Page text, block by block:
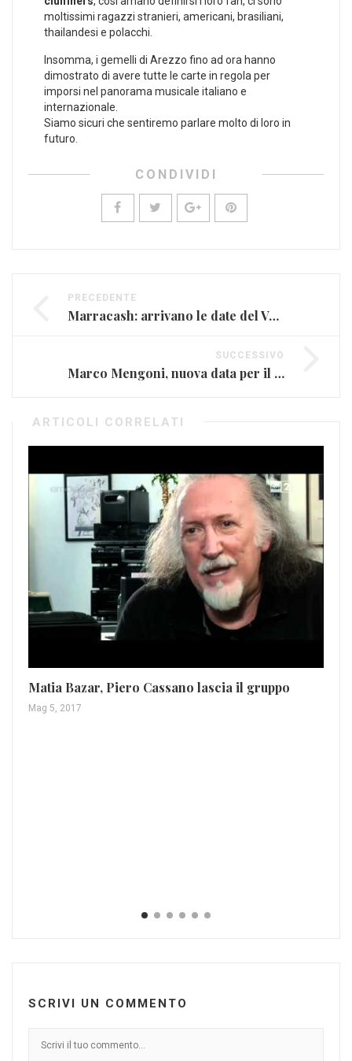
moltissimi ragazzi stranieri, americani, brasiliani,
thailandesi e polacchi.
Insomma, i gemelli di Arezzo fino ad ora hanno
dimostrato di avere tutte le carte in regola per
imporsi nel panorama musicale italiano e
internazionale.
Siamo sicuri che sentiremo parlare molto di loro in
futuro.
CONDIVIDI
PRECEDENTE
Marracash: arrivano le date del Vendetta Tour (FOTO)
SUCCESSIVO
Marco Mengoni, nuova data per il #Mengonilive2016
ARTICOLI CORRELATI
Matia Bazar, Piero Cassano lascia il gruppo
Mag 5, 2017
SCRIVI UN COMMENTO